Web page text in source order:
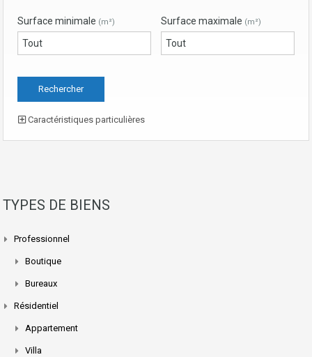
Surface minimale (m²) Surface maximale (m²)
Caractéristiques particulières
TYPES DE BIENS
Professionnel
Boutique
Bureaux
Résidentiel
Appartement
Villa